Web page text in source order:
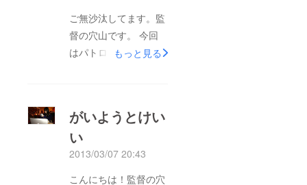
ご無沙汰してます。監
督の穴山です。 今回
はパトロンになってい
本プロジェクトは
1,000円以上支援して
いただいたパトロンの
皆様とfacebookの非公
もっと見る
がいようとけい
い
2013/03/07 20:43
こんにちは！監督の穴